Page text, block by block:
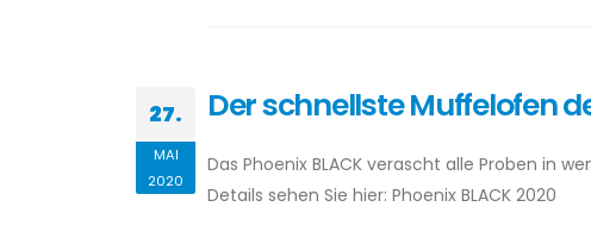
27.
MAI
2020
Der schnellste Muffelofen
Das Phoenix BLACK verascht alle Proben in
Details sehen Sie hier: Phoenix BLACK 2020